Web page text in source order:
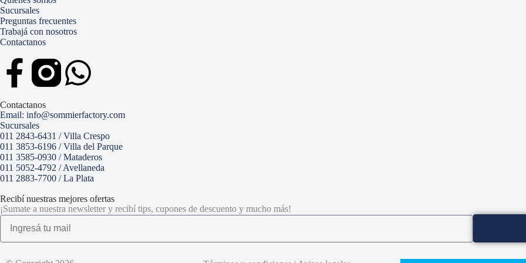
Sucursales
Preguntas frecuentes
Trabajá con nosotros
Contactanos
Contactanos
Email: info@sommierfactory.com
Sucursales
011 2843-6431 / Villa Crespo
011 3853-6196 / Villa del Parque
011 3585-0930 / Mataderos
011 5052-4792 / Avellaneda
011 2883-7700 / La Plata
Recibí nuestras mejores ofertas
¡Sumate a nuestra newsletter y recibí tips, cupones de descuento y mucho más!